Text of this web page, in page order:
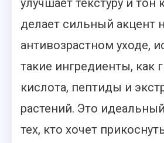
улучшает текстуру и тон
делает сильный акцент
антивозрастном уходе,
такие ингредиенты, как
кислота, пептиды и
растений. Это
тех, кто хочет